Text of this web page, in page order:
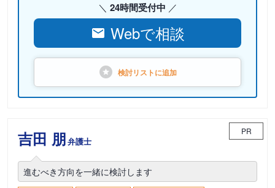
24時間受付中
Webで相談
検討リストに追加
吉田 朋弁護士
PR
進むべき方向を一緒に検討します